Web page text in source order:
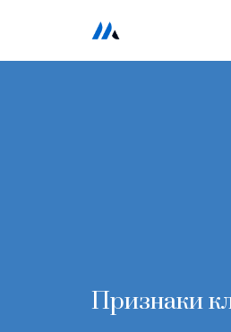
Признаки